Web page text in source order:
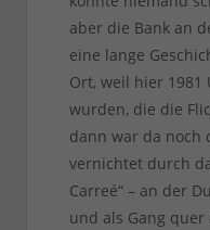
aber die Bank an
eine lange
Ort, weil hier 1981
wurden, die die
dann war da noch
vernichtet durch
Carreé“ – an der
und als Gang